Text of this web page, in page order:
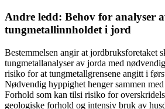
Andre ledd: Behov for analyser
tungmetallinnholdet i jord
Bestemmelsen angir at jordbruksforetaket
tungmetallanalyser av jorda med
risiko for at tungmetallgrensene angitt i
Nødvendig hyppighet henger sammen
Forhold som kan tilsi risiko for
geologiske forhold og intensiv bruk av